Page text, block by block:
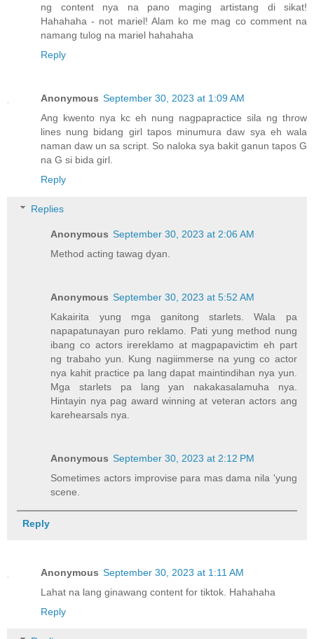
ng content nya na pano maging artistang di sikat!
Hahahaha - not mariel! Alam ko me mag co comment na
namang tulog na mariel hahahaha
Reply
Anonymous September 30, 2023 at 1:09 AM
Ang kwento nya kc eh nung nagpapractice sila ng throw
lines nung bidang girl tapos minumura daw sya eh wala
naman daw un sa script. So naloka sya bakit ganun tapos G
na G si bida girl.
Reply
Replies
Anonymous September 30, 2023 at 2:06 AM
Method acting tawag dyan.
Anonymous September 30, 2023 at 5:52 AM
Kakairita yung mga ganitong starlets. Wala pa
napapatunayan puro reklamo. Pati yung method nung
ibang co actors irereklamo at magpapavictim eh part
ng trabaho yun. Kung nagiimmerse na yung co actor
nya kahit practice pa lang dapat maintindihan nya yun.
Mga starlets pa lang yan nakakasalamuha nya.
Hintayin nya pag award winning at veteran actors ang
karehearsals nya.
Anonymous September 30, 2023 at 2:12 PM
Sometimes actors improvise para mas dama nila 'yung
scene.
Reply
Anonymous September 30, 2023 at 1:11 AM
Lahat na lang ginawang content for tiktok. Hahahaha
Reply